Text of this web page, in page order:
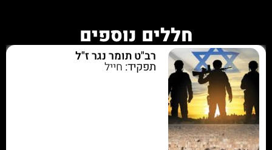
חללים נוספים
רב"ט תומר נגר ז"ל
תפקיד: חייל